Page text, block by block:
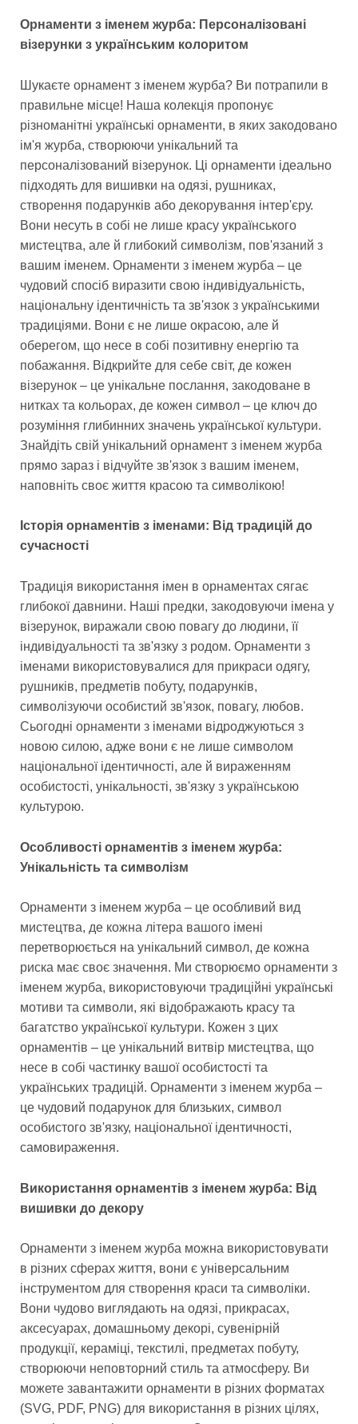
Орнаменти з іменем журба: Персоналізовані
візерунки з українським колоритом
Шукаєте орнамент з іменем журба? Ви потрапили в
правильне місце! Наша колекція пропонує
різноманітні українські орнаменти, в яких закодовано
ім'я журба, створюючи унікальний та
персоналізований візерунок. Ці орнаменти ідеально
підходять для вишивки на одязі, рушниках,
створення подарунків або декорування інтер'єру.
Вони несуть в собі не лише красу українського
мистецтва, але й глибокий символізм, пов'язаний з
вашим іменем. Орнаменти з іменем журба – це
чудовий спосіб виразити свою індивідуальність,
національну ідентичність та зв'язок з українськими
традиціями. Вони є не лише окрасою, але й
оберегом, що несе в собі позитивну енергію та
побажання. Відкрийте для себе світ, де кожен
візерунок – це унікальне послання, закодоване в
нитках та кольорах, де кожен символ – це ключ до
розуміння глибинних значень української культури.
Знайдіть свій унікальний орнамент з іменем журба
прямо зараз і відчуйте зв'язок з вашим іменем,
наповніть своє життя красою та символікою!
Історія орнаментів з іменами: Від традицій до
сучасності
Традиція використання імен в орнаментах сягає
глибокої давнини. Наші предки, закодовуючи імена у
візерунок, виражали свою повагу до людини, її
індивідуальності та зв'язку з родом. Орнаменти з
іменами використовувалися для прикраси одягу,
рушників, предметів побуту, подарунків,
символізуючи особистий зв'язок, повагу, любов.
Сьогодні орнаменти з іменами відроджуються з
новою силою, адже вони є не лише символом
національної ідентичності, але й вираженням
особистості, унікальності, зв'язку з українською
культурою.
Особливості орнаментів з іменем журба:
Унікальність та символізм
Орнаменти з іменем журба – це особливий вид
мистецтва, де кожна літера вашого імені
перетворюється на унікальний символ, де кожна
риска має своє значення. Ми створюємо орнаменти з
іменем журба, використовуючи традиційні українські
мотиви та символи, які відображають красу та
багатство української культури. Кожен з цих
орнаментів – це унікальний витвір мистецтва, що
несе в собі частинку вашої особистості та
українських традицій. Орнаменти з іменем журба –
це чудовий подарунок для близьких, символ
особистого зв'язку, національної ідентичності,
самовираження.
Використання орнаментів з іменем журба: Від
вишивки до декору
Орнаменти з іменем журба можна використовувати
в різних сферах життя, вони є універсальним
інструментом для створення краси та символіки.
Вони чудово виглядають на одязі, прикрасах,
аксесуарах, домашньому декорі, сувенірній
продукції, кераміці, текстилі, предметах побуту,
створюючи неповторний стиль та атмосферу. Ви
можете завантажити орнаменти в різних форматах
(SVG, PDF, PNG) для використання в різних цілях,